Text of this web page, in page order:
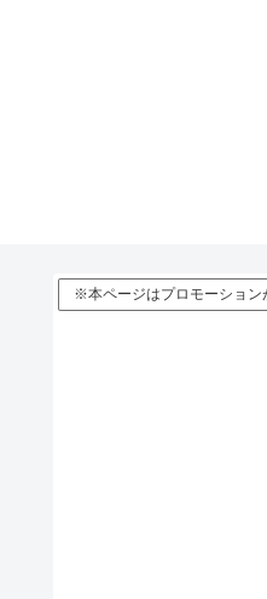
※本ページはプロモーション